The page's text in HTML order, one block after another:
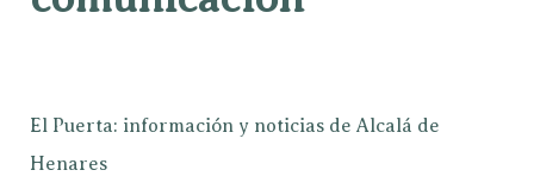
El Puerta: información y noticias de Alcalá de
Henares